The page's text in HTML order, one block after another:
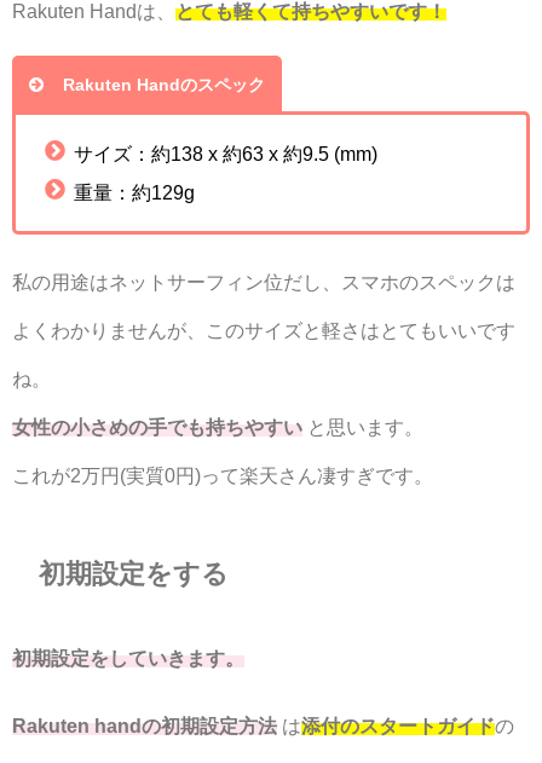
Rakuten Handは、 とても軽くて持ちやすいです！
Rakuten Handのスペック
サイズ：約138 x 約63 x 約9.5 (mm)
重量：約129g
私の用途はネットサーフィン位だし、スマホのスペックは
よくわかりませんが、このサイズと軽さはとてもいいです
ね。
女性の小さめの手でも持ちやすい と思います。
これが2万円(実質0円)って楽天さん凄すぎです。
初期設定をする
初期設定をしていきます。
Rakuten handの初期設定方法 は添付のスタートガイドの